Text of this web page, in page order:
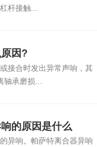
杆接触...
因?
接合时发出异常声响，其
轴承磨损...
的原因是什么
异响。帕萨特离合器异响